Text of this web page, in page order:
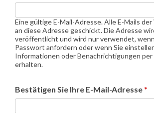
Eine gültige E-Mail-Adresse. Alle E-Mails
an diese Adresse geschickt. Die Adresse
veröffentlicht und wird nur verwendet,
Passwort anfordern oder wenn Sie
Informationen oder Benachrichtigungen per
erhalten.
Bestätigen Sie Ihre E-Mail-Adresse *